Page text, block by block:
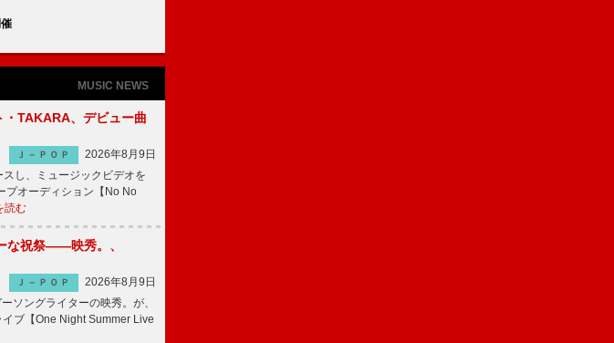
MUSIC NEWS
TAKARA、デビュー曲
Ｊ－ＰＯＰ
2026年8月9日
し、ミュージックビデオを
オーディション【No No
読む
な祝祭――映秀。、
Ｊ－ＰＯＰ
2026年8月9日
ソングライターの映秀。が、
ブ【One Night Summer Live